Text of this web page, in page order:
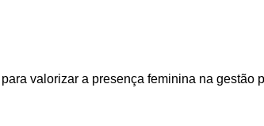
valorizar a presença feminina na gestão